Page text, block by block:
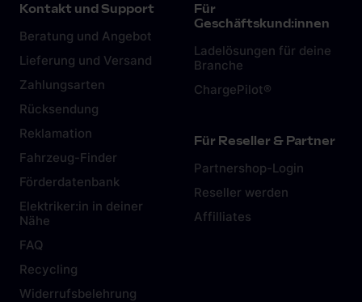
Kontakt und Support
Beratung und Angebot
Lieferung und Versand
Zahlungsarten
Rücksendung
Reklamation
Fahrzeug-Finder
Förderdatenbank
Elektriker:in in deiner
Nähe
FAQ
Recycling
Widerrufsbelehrung
Für
Geschäftskund:innen
Ladelösungen für deine
Branche
ChargePilot®
Für Reseller & Partner
Partnershop-Login
Reseller werden
Affilliates